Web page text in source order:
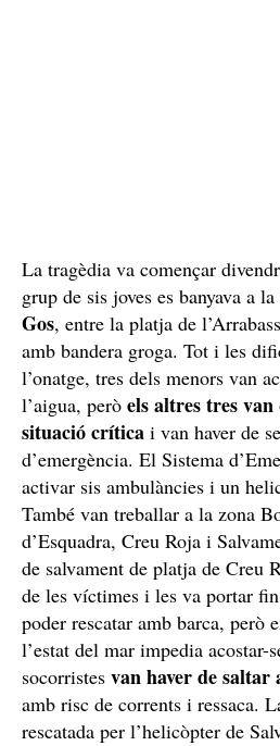
La tragèdia va començar
grup de sis joves es banyava a
Gos, entre la platja de
amb bandera groga. Tot i les
l’onatge, tres dels menors van
l’aigua, però els altres tres
situació crítica i van haver de
d’emergència. El Sistema
activar sis ambulàncies i un
També van treballar a la zona
d’Esquadra, Creu Roja i
de salvament de platja de Creu
de les víctimes i les va portar
poder rescatar amb barca, però
l’estat del mar impedia acostar-
socorristes van haver de saltar
amb risc de corrents i ressaca.
rescatada per l’helicòpter de